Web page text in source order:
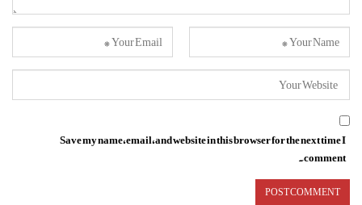
Save my name, email, and website in this browser for the next time I
comment.